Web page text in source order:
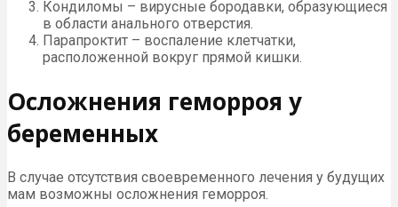
Кондиломы – вирусные бородавки, образующиеся
в области анального отверстия.
Парапроктит – воспаление клетчатки,
расположенной вокруг прямой кишки.
Осложнения геморроя у
беременных
В случае отсутствия своевременного лечения у будущих
мам возможны осложнения геморроя.